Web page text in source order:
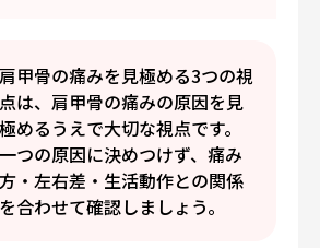
肩甲骨の痛みを見極める3つの視
点は、肩甲骨の痛みの原因を見
極めるうえで大切な視点です。
一つの原因に決めつけず、痛み
方・左右差・生活動作との関係
を合わせて確認しましょう。